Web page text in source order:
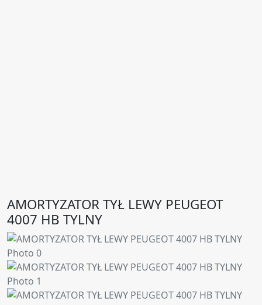
AMORTYZATOR TYŁ LEWY PEUGEOT
4007 HB TYLNY